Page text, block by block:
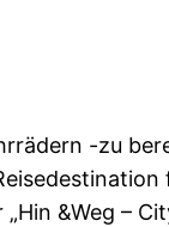
-zu
&Weg –